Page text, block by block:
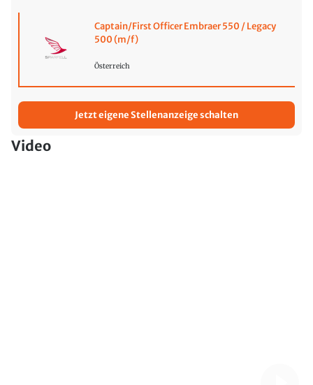
Captain/First Officer Embraer 550 / Legacy
500 (m/f)
Österreich
Jetzt eigene Stellenanzeige schalten
Video